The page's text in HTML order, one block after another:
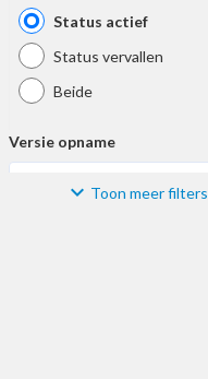
Status actief
Status vervallen
Beide
Versie opname
Toon meer filters